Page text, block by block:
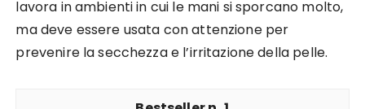
lavora in ambienti in cui le mani si sporcano molto,
ma deve essere usata con attenzione per
prevenire la secchezza e l’irritazione della pelle.